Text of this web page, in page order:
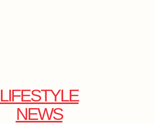
LIFESTYLE
NEWS